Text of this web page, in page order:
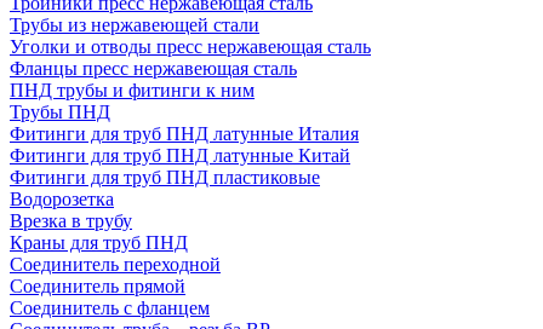
Трубы из нержавеющей стали
Уголки и отводы пресс нержавеющая сталь
Фланцы пресс нержавеющая сталь
ПНД трубы и фитинги к ним
Трубы ПНД
Фитинги для труб ПНД латунные Италия
Фитинги для труб ПНД латунные Китай
Фитинги для труб ПНД пластиковые
Водорозетка
Врезка в трубу
Краны для труб ПНД
Соединитель переходной
Соединитель прямой
Соединитель с фланцем